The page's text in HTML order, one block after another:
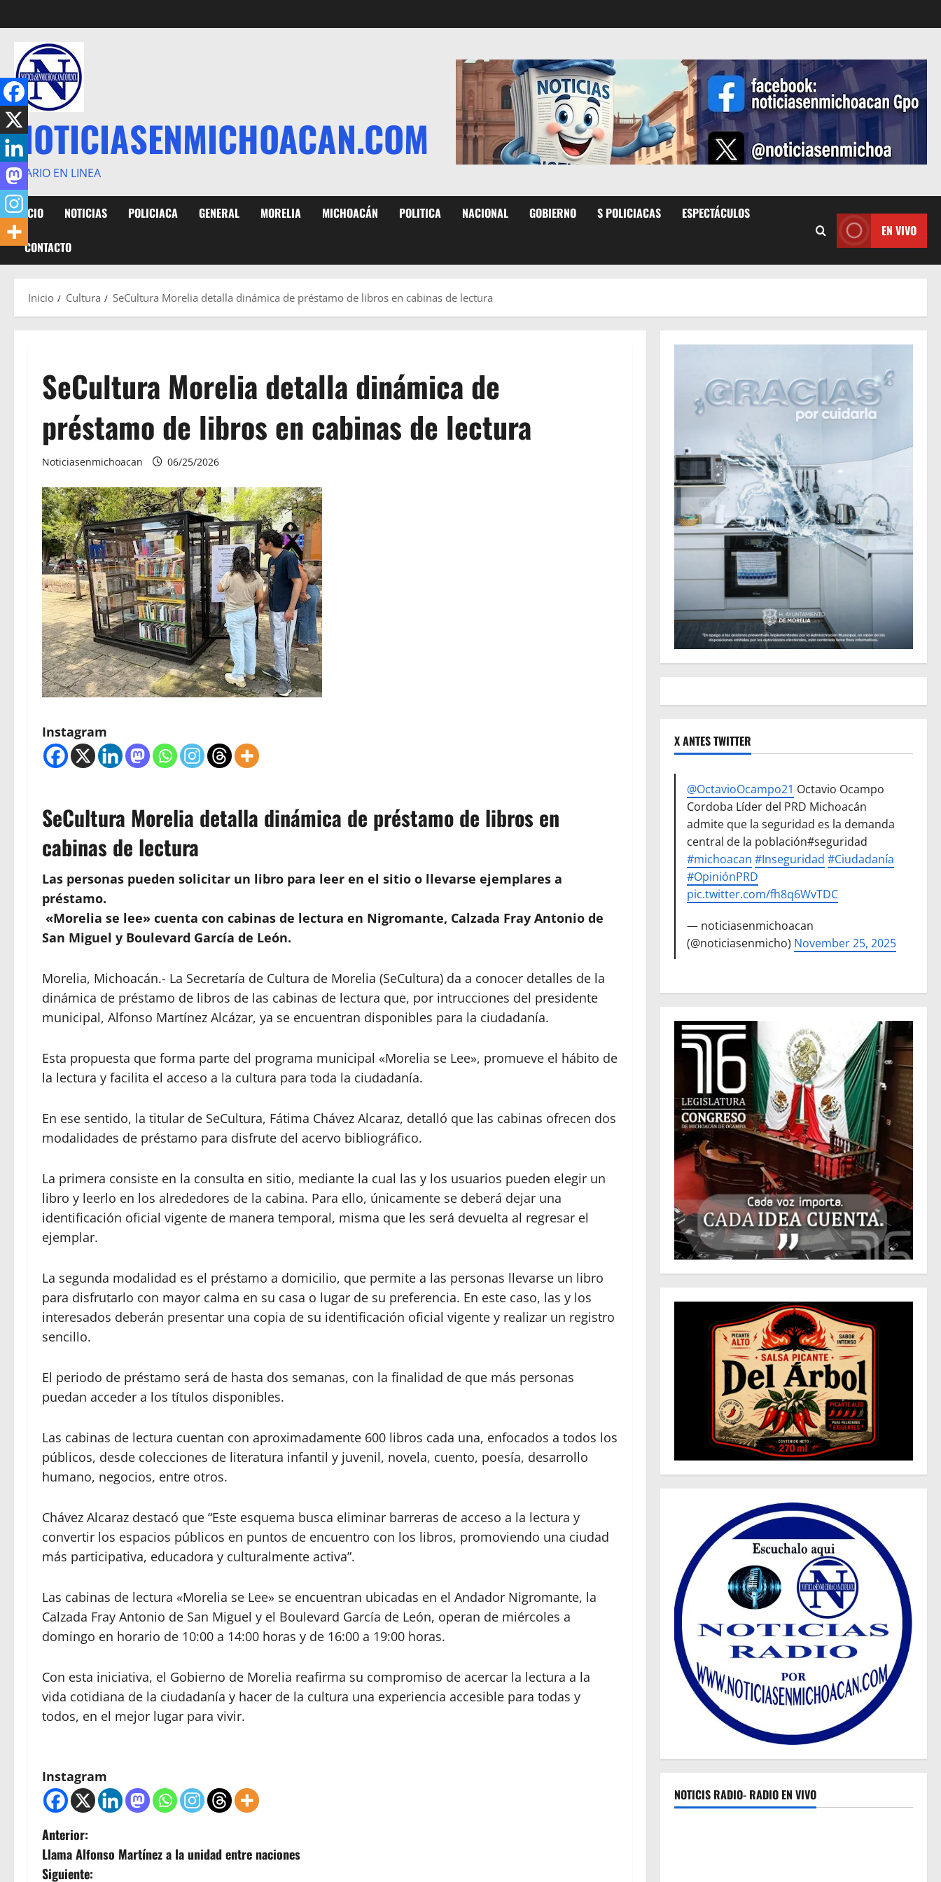
al
contenido
NOTICIASENMICHOACAN.COM
DIARIO EN LINEA
INICIO NOTICIAS POLICIACA GENERAL MORELIA MICHOACÁN POLITICA NACIONAL GOBIERNO S POLICIACAS ESPECTÁCULOS
CONTACTO
EN VIVO
Inicio Cultura SeCultura Morelia detalla dinámica de préstamo de libros en cabinas de lectura
SeCultura Morelia detalla dinámica de
préstamo de libros en cabinas de lectura
Noticiasenmichoacan 06/25/2026
Instagram
SeCultura Morelia detalla dinámica de préstamo de libros en
cabinas de lectura
Las personas pueden solicitar un libro para leer en el sitio o llevarse ejemplares a
préstamo.
«Morelia se lee» cuenta con cabinas de lectura en Nigromante, Calzada Fray Antonio de
San Miguel y Boulevard García de León.
Morelia, Michoacán.- La Secretaría de Cultura de Morelia (SeCultura) da a conocer detalles de la
dinámica de préstamo de libros de las cabinas de lectura que, por intrucciones del presidente
municipal, Alfonso Martínez Alcázar, ya se encuentran disponibles para la ciudadanía.
Esta propuesta que forma parte del programa municipal «Morelia se Lee», promueve el hábito de
la lectura y facilita el acceso a la cultura para toda la ciudadanía.
En ese sentido, la titular de SeCultura, Fátima Chávez Alcaraz, detalló que las cabinas ofrecen dos
modalidades de préstamo para disfrute del acervo bibliográfico.
La primera consiste en la consulta en sitio, mediante la cual las y los usuarios pueden elegir un
libro y leerlo en los alrededores de la cabina. Para ello, únicamente se deberá dejar una
identificación oficial vigente de manera temporal, misma que les será devuelta al regresar el
ejemplar.
La segunda modalidad es el préstamo a domicilio, que permite a las personas llevarse un libro
para disfrutarlo con mayor calma en su casa o lugar de su preferencia. En este caso, las y los
interesados deberán presentar una copia de su identificación oficial vigente y realizar un registro
sencillo.
El periodo de préstamo será de hasta dos semanas, con la finalidad de que más personas
puedan acceder a los títulos disponibles.
Las cabinas de lectura cuentan con aproximadamente 600 libros cada una, enfocados a todos los
públicos, desde colecciones de literatura infantil y juvenil, novela, cuento, poesía, desarrollo
humano, negocios, entre otros.
Chávez Alcaraz destacó que “Este esquema busca eliminar barreras de acceso a la lectura y
convertir los espacios públicos en puntos de encuentro con los libros, promoviendo una ciudad
más participativa, educadora y culturalmente activa”.
Las cabinas de lectura «Morelia se Lee» se encuentran ubicadas en el Andador Nigromante, la
Calzada Fray Antonio de San Miguel y el Boulevard García de León, operan de miércoles a
domingo en horario de 10:00 a 14:00 horas y de 16:00 a 19:00 horas.
Con esta iniciativa, el Gobierno de Morelia reafirma su compromiso de acercar la lectura a la
vida cotidiana de la ciudadanía y hacer de la cultura una experiencia accesible para todas y
todos, en el mejor lugar para vivir.
Instagram
N
a
Anterior:
Llama Alfonso Martínez a la unidad entre naciones
Siguiente:
X ANTES TWITTER
@OctavioOcampo21 Octavio Ocampo
Cordoba Líder del PRD Michoacán
admite que la seguridad es la demanda
central de la población#seguridad
#michoacan #Inseguridad #Ciudadanía
#OpiniónPRD
pic.twitter.com/fh8q6WvTDC
— noticiasenmichoacan
(@noticiasenmicho) November 25, 2025
NOTICIS RADIO- RADIO EN VIVO